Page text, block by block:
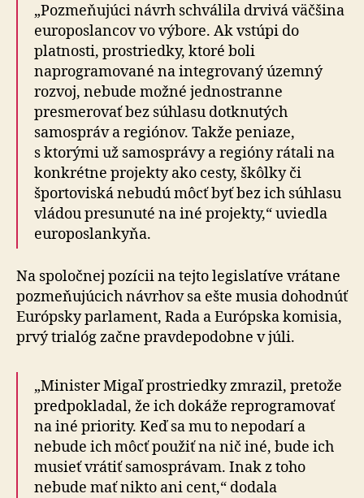
„Pozmeňujúci návrh schválila drvivá väčšina
europoslancov vo výbore. Ak vstúpi do
platnosti, prostriedky, ktoré boli
naprogramované na integrovaný územný
rozvoj, nebude možné jednostranne
presmerovať bez súhlasu dotknutých
samospráv a regiónov. Takže peniaze,
s ktorými už samosprávy a regióny rátali na
konkrétne projekty ako cesty, škôlky či
športoviská nebudú môcť byť bez ich súhlasu
vládou presunuté na iné projekty,“ uviedla
europoslankyňa.
Na spoločnej pozícii na tejto legislatíve vrátane
pozmeňujúcich návrhov sa ešte musia dohodnúť
Európsky parlament, Rada a Európska komisia,
prvý trialóg začne pravdepodobne v júli.
„Minister Migaľ prostriedky zmrazil, pretože
predpokladal, že ich dokáže reprogramovať
na iné priority. Keď sa mu to nepodarí a
nebude ich môcť použiť na nič iné, bude ich
musieť vrátiť samosprávam. Inak z toho
nebude mať nikto ani cent,“ dodala